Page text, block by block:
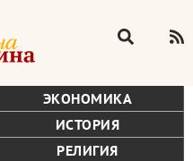
ЭКОНОМИКА
ИСТОРИЯ
РЕЛИГИЯ